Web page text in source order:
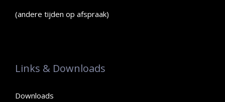
(andere tijden op afspraak)
Links & Downloads
Downloads